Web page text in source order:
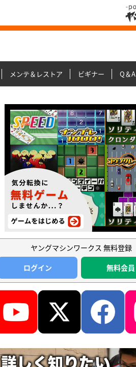
メンテ＆レストア ビギナー Q＆A
ヤングマシンワークス 無料登録
ログイン
無料会員